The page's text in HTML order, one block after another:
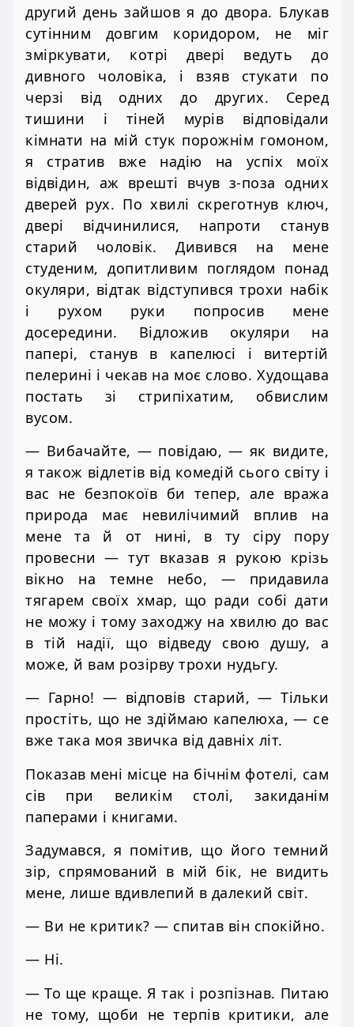
другий день зайшов я до двора. Блукав
сутінним довгим коридором, не міг
зміркувати, котрі двері ведуть до
дивного чоловіка, і взяв стукати по
черзі від одних до других. Серед
тишини і тіней мурів відповідали
кімнати на мій стук порожнім гомоном,
я стратив вже надію на успіх моїх
відвідин, аж врешті вчув з-поза одних
дверей рух. По хвилі скреготнув ключ,
двері відчинилися, напроти станув
старий чоловік. Дивився на мене
студеним, допитливим поглядом понад
окуляри, відтак відступився трохи набік
і рухом руки попросив мене
досередини. Відложив окуляри на
папері, станув в капелюсі і витертій
пелерині і чекав на моє слово. Худощава
постать зі стрипіхатим, обвислим
вусом.
— Вибачайте, — повідаю, — як видите,
я також відлетів від комедій сього світу і
вас не безпокоїв би тепер, але вража
природа має невилічимий вплив на
мене та й от нині, в ту сіру пору
провесни — тут вказав я рукою крізь
вікно на темне небо, — придавила
тягарем своїх хмар, що ради собі дати
не можу і тому заходжу на хвилю до вас
в тій надії, що відведу свою душу, а
може, й вам розірву трохи нудьгу.
— Гарно! — відповів старий, — Тільки
простіть, що не здіймаю капелюха, — се
вже така моя звичка від давніх літ.
Показав мені місце на бічнім фотелі, сам
сів при великім столі, закиданім
паперами і книгами.
Задумався, я помітив, що його темний
зір, спрямований в мій бік, не видить
мене, лише вдивлепий в далекий світ.
— Ви не критик? — спитав він спокійно.
— Ні.
— То ще краще. Я так і розпізнав. Питаю
не тому, щоби не терпів критики, але